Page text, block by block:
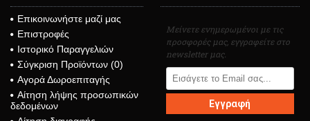
Επικοινωνήστε μαζί μας
Επιστροφές
Ιστορικό Παραγγελιών
Σύγκριση Προϊόντων (0)
Αγορά Δωροεπιταγής
Αίτηση λήψης προσωπικών
δεδομένων
Μείνετε ενημερωμένοι με τις
προσφορές μας, εγγραφείτε στο
newsletter μας.
Εγγραφή